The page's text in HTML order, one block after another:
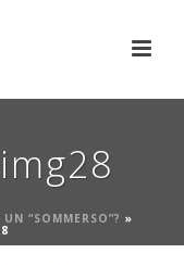
“SOMMERSO”? »